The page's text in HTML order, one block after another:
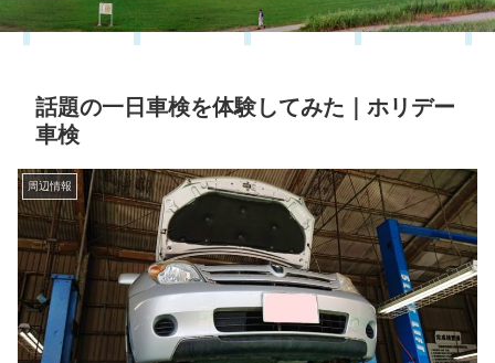
話題の一日車検を体験してみた｜ホリデー
車検
周辺情報